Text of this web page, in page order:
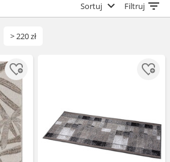
Sortuj Filtruj
> 220 zł